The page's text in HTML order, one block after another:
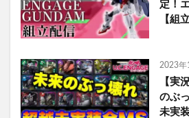
定！
【組
2023年
【実
のぶ
未実